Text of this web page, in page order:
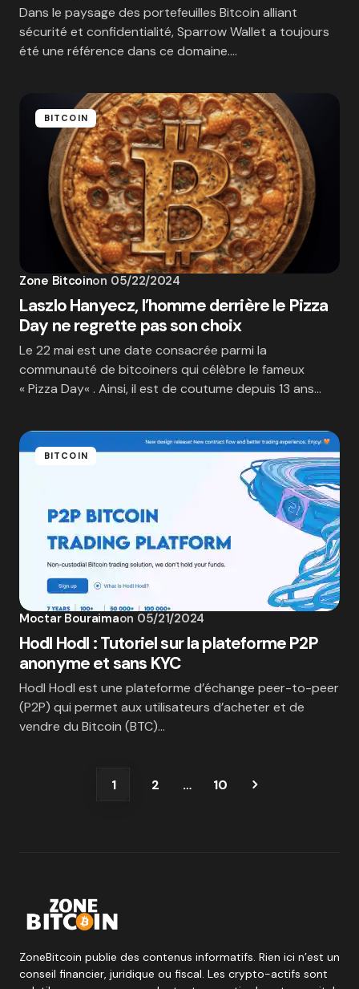
Dans le paysage des portefeuilles Bitcoin alliant
sécurité et confidentialité, Sparrow Wallet a toujours
été une référence dans ce domaine.…
BITCOIN
Zone Bitcoinon 05/22/2024
Laszlo Hanyecz, l’homme derrière le Pizza
Day ne regrette pas son choix
Le 22 mai est une date consacrée parmi la
communauté de bitcoiners qui célèbre le fameux
« Pizza Day« . Ainsi, il est de coutume depuis 13 ans…
BITCOIN
Moctar Bouraimaon 05/21/2024
Hodl Hodl : Tutoriel sur la plateforme P2P
anonyme et sans KYC
Hodl Hodl est une plateforme d’échange peer-to-peer
(P2P) qui permet aux utilisateurs d’acheter et de
vendre du Bitcoin (BTC)…
1 2 … 10
ZoneBitcoin publie des contenus informatifs. Rien ici n’est un
conseil financier, juridique ou fiscal. Les crypto-actifs sont